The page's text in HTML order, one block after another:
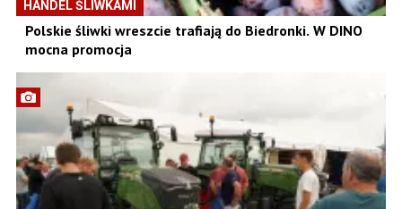
HANDEL ŚLIWKAMI
Polskie śliwki wreszcie trafiają do Biedronki. W DINO
mocna promocja